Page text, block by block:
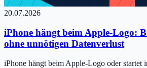
20.07.2026
iPhone hängt beim Apple-Logo:
ohne unnötigen Datenverlust
iPhone hängt beim Apple-Logo oder startet